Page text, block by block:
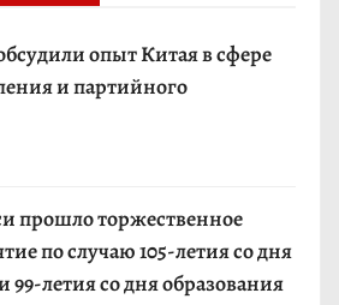
опыт Китая в сфере
и партийного
прошло торжественное
по случаю 105-летия со дня
летия со дня образования